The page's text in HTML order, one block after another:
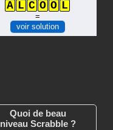
A L C O O L
=
voir solution
Quoi de beau
niveau Scrabble ?